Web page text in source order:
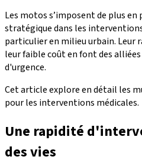
Les motos s’imposent de plus
stratégique dans les
particulier en milieu urbain. Leur
leur faible coût en font des
d'urgence.
Cet article explore en détail les
pour les interventions médicales.
Une rapidité
des vies